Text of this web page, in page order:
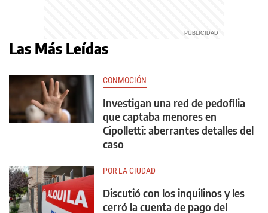
Las Más Leídas
CONMOCIÓN
Investigan una red de pedofilia
que captaba menores en
Cipolletti: aberrantes detalles del
caso
POR LA CIUDAD
Discutió con los inquilinos y les
cerró la cuenta de pago del